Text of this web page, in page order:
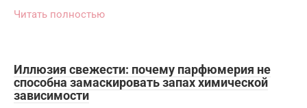
Читать полностью
Иллюзия свежести: почему парфюмерия не
способна замаскировать запах химической
зависимости